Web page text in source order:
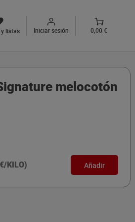
listas Iniciar sesión 0,00 €
melocotón
KILO) Añadir